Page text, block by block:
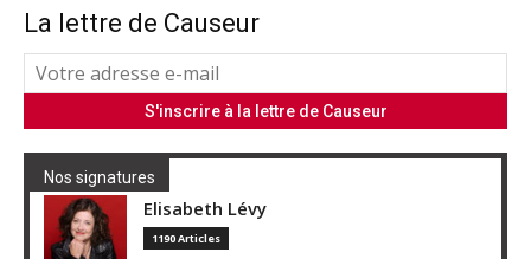
La lettre de Causeur
Nos signatures
Elisabeth Lévy
1190 Articles